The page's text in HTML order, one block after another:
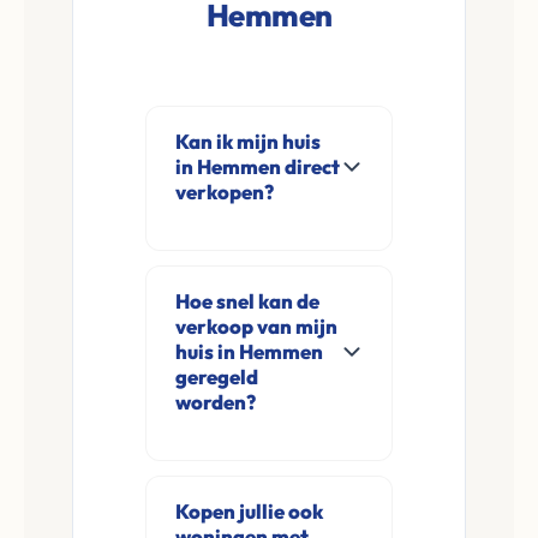
Hemmen
Kan ik mijn huis
in Hemmen direct
verkopen?
direct aan in
Hemmen en
omgeving. U
verkoopt
financieringsvoorbehoud
Hoe snel kan de
verkoop van mijn
huis in Hemmen
geregeld
worden?
aanvraag en
Kopen jullie ook